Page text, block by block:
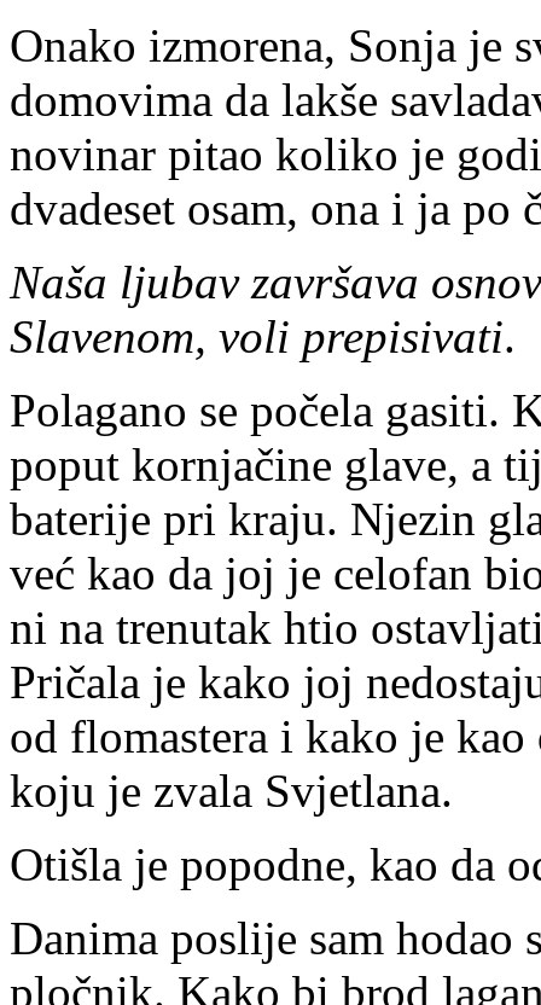
Onako izmorena, Sonja je
domovima da lakše
novinar pitao koliko je
dvadeset osam, ona i ja po
Naša ljubav završava
Slavenom, voli prepisivati.
Polagano se počela gasiti.
poput kornjačine glave, a
baterije pri kraju. Njezin
već kao da joj je celofan
ni na trenutak htio
Pričala je kako joj
od flomastera i kako je
koju je zvala Svjetlana.
Otišla je popodne, kao da
Danima poslije sam hodao
pločnik. Kako bi brod